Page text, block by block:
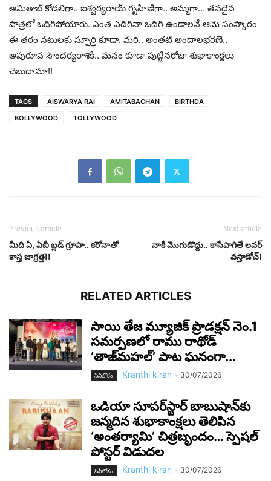
అమితాబ్ కోడ‌లిగా.. ఐశ్వ‌ర్య‌రాయ్ గృహిణిగా.. అమ్మ‌గా… త‌న‌దైన
పాత్ర‌లో ఒదిగిపోయారు. ఎంత ఎదిగినా ఒదిగి ఉండాల‌నే ఆమె సంస్కారం
ఈ త‌రం న‌టుల‌కు స్పూర్తి కూడా. మ‌రి.. అంత‌టి అందాల‌భ‌ర‌ణె..
అపురూప సౌంద‌ర్య‌రాశికి.. మ‌నం కూడా పుట్టిన‌రోజు శుభాకాంక్ష‌లు
చెబుదామా!!
TAGS AISWARYA RAI AMITABACHAN
BIRTHDA
BOLLYWOOD
TOLLYWOOD
Previous article
మీది ఏ, ఏబీ బ్ల‌డ్ గ్రూపా.. కరోనాతో
కాస్త జాగ్ర‌త్త‌!!
Next article
నాకీ మొగుడొద్దు.. కాసేపాగితే ల‌వ‌ర్
వ‌స్తాడోచ్‌!
RELATED ARTICLES
సాయి తేజ మ్యూజిక్ ప్రొడక్షన్ నెం.1
సమర్పణలో రాము రాథోడ్
‘తాజ్‌మహల్’ పాట ఘనంగా...
సినీలోకం Kranthi kiran - 30/07/2026
ఒడియా సూపర్‌స్టార్ బాబుషాన్‌కు
జన్మదిన శుభాకాంక్షలు తెలిపిన
‘అంతర్యామి’ చిత్రబృందం… స్పెషల్
పోస్టర్ విడుదల
సినీలోకం Kranthi kiran - 30/07/2026